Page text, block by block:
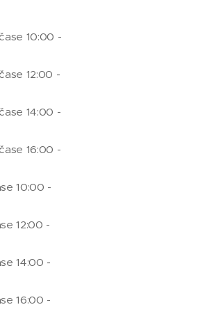
10:00 -
12:00 -
14:00 -
16:00 -
10:00 -
12:00 -
14:00 -
16:00 -